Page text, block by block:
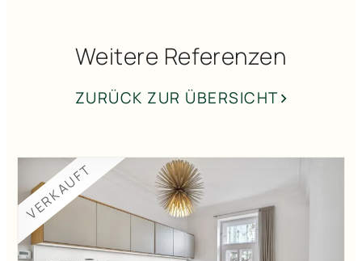
Weitere Referenzen
ZURÜCK ZUR ÜBERSICHT
VERKAUFT